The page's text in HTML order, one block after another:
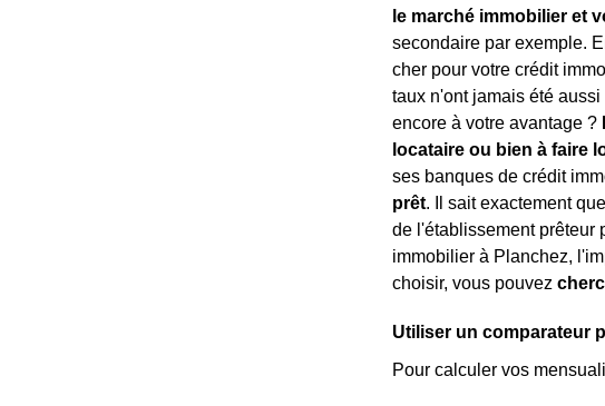
le marché immobilier et
secondaire par exemple.
cher pour votre crédit
taux n'ont jamais été
encore à votre avantage ?
locataire ou bien à faire
ses banques de crédit
prêt. Il sait exactement
de l'établissement prêteur
immobilier à Planchez,
choisir, vous pouvez
Utiliser un comparateur
Pour calculer vos